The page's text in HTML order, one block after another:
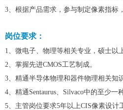
3、根据产品需求，参与制定像素指标
岗位要求：
1、微电子、物理等相关专业，硕士以
2、掌握先进CMOS工艺制成。
3、精通半导体物理和器件物理相关知
4、精通Sentaurus、Silvaco中的至少一
5、主管岗位要求5年以上CIS像素设计